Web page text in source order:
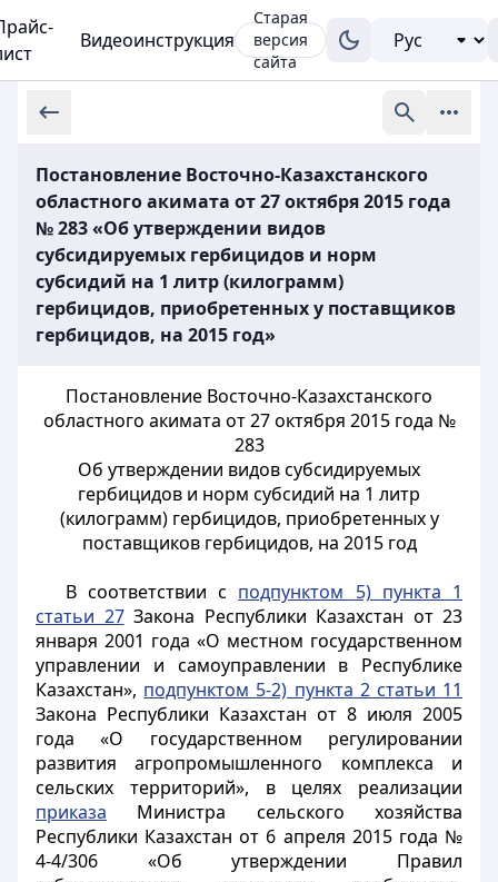
Видеоинструкция
Старая
версия
сайта
Постановление Восточно-Казахстанского
областного акимата от 27 октября 2015 года
№ 283 «Об утверждении видов
субсидируемых гербицидов и норм
субсидий на 1 литр (килограмм)
гербицидов, приобретенных у поставщиков
гербицидов, на 2015 год»
Постановление Восточно-Казахстанского
областного акимата от 27 октября 2015 года №
283
Об утверждении видов субсидируемых
гербицидов и норм субсидий на 1 литр
(килограмм) гербицидов, приобретенных у
поставщиков гербицидов, на 2015 год
В соответствии с подпунктом 5) пункта 1
статьи 27Закона Республики Казахстан от 23
января 2001 года «О местном государственном
управлении и самоуправлении в Республике
Казахстан», подпунктом 5-2) пункта 2 статьи 11
Закона Республики Казахстан от 8 июля 2005
года «О государственном регулировании
развития агропромышленного комплекса и
сельских территорий», в целях реализации
приказа Министра сельского хозяйства
Республики Казахстан от 6 апреля 2015 года №
4-4/306 «Об утверждении Правил